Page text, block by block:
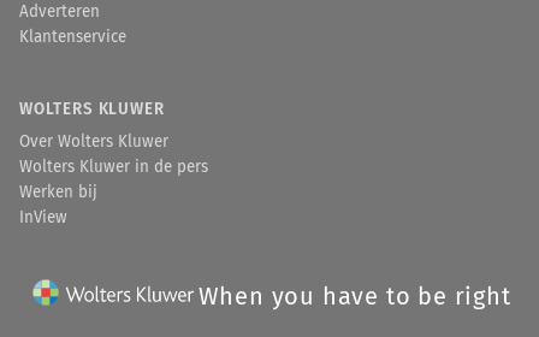
Adverteren
Klantenservice
WOLTERS KLUWER
Over Wolters Kluwer
Wolters Kluwer in de pers
Werken bij
InView
When you have to be right